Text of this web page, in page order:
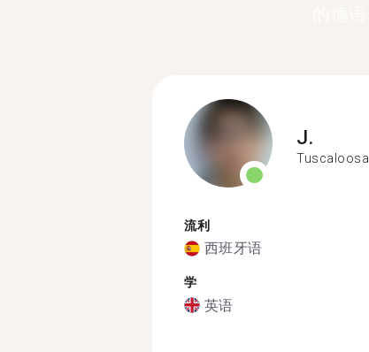
J.
Tuscaloosa
流利
西班牙语
学
英语